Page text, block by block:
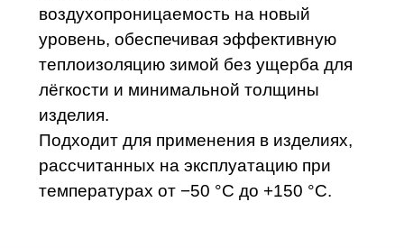
воздухопроницаемость на новый
уровень, обеспечивая эффективную
теплоизоляцию зимой без ущерба для
лёгкости и минимальной толщины
изделия.
Подходит для применения в изделиях,
рассчитанных на эксплуатацию при
температурах от −50 °C до +150 °C.